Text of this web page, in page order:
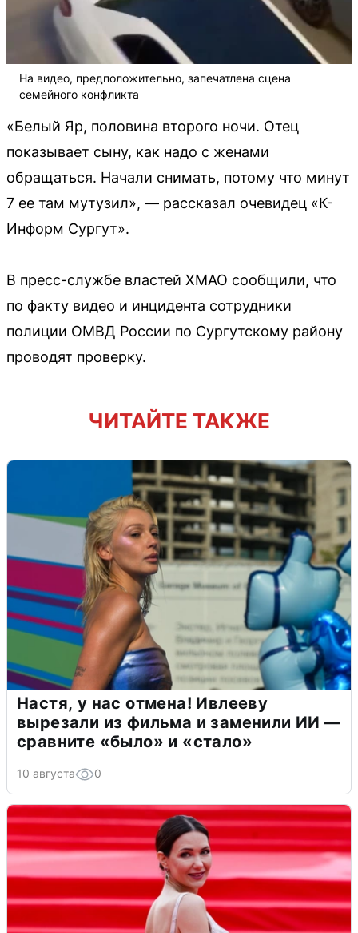
На видео, предположительно, запечатлена сцена
семейного конфликта
«Белый Яр, половина второго ночи. Отец
показывает сыну, как надо с женами
обращаться. Начали снимать, потому что минут
7 ее там мутузил», — рассказал очевидец «К-
Информ Сургут».
В пресс-службе властей ХМАО сообщили, что
по факту видео и инцидента сотрудники
полиции ОМВД России по Сургутскому району
проводят проверку.
ЧИТАЙТЕ ТАКЖЕ
Настя, у нас отмена! Ивлееву
вырезали из фильма и заменили ИИ —
сравните «было» и «стало»
10 августа 0